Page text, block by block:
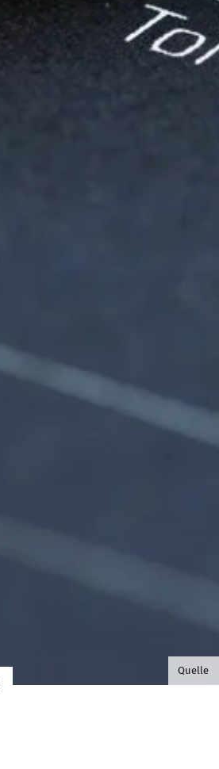
©B.G.
Quelle